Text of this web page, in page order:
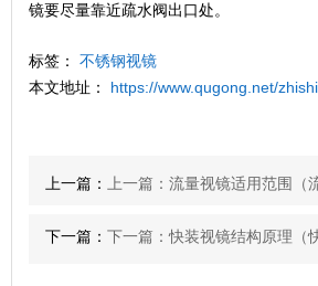
镜要尽量靠近疏水阀出口处。
标签：不锈钢视镜
本文地址： https://www.qugong.net/
上一篇： 上一篇：流量视镜适用范围（流量
下一篇：下一篇：快装视镜结构原理（快装视